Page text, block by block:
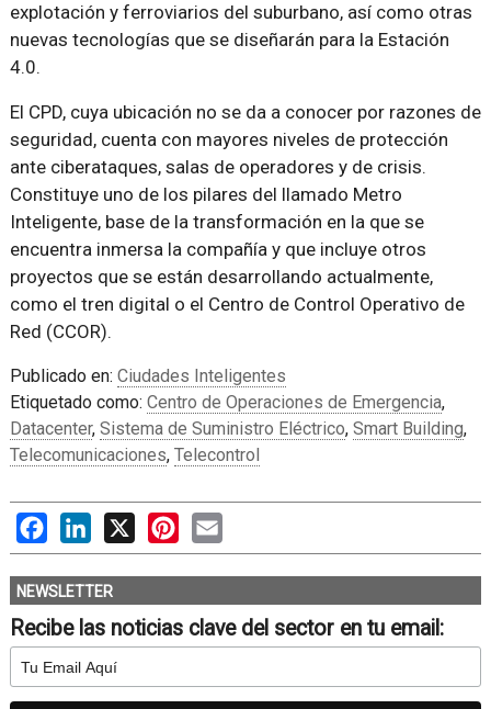
explotación y ferroviarios del suburbano, así como otras
nuevas tecnologías que se diseñarán para la Estación
4.0.
El CPD, cuya ubicación no se da a conocer por razones de
seguridad, cuenta con mayores niveles de protección
ante ciberataques, salas de operadores y de crisis.
Constituye uno de los pilares del llamado Metro
Inteligente, base de la transformación en la que se
encuentra inmersa la compañía y que incluye otros
proyectos que se están desarrollando actualmente,
como el tren digital o el Centro de Control Operativo de
Red (CCOR).
Publicado en: Ciudades Inteligentes
Etiquetado como: Centro de Operaciones de Emergencia,
Datacenter, Sistema de Suministro Eléctrico, Smart Building,
Telecomunicaciones, Telecontrol
FacebookLinkedIn Pinterest
NEWSLETTER
Recibe las noticias clave del sector en tu email: